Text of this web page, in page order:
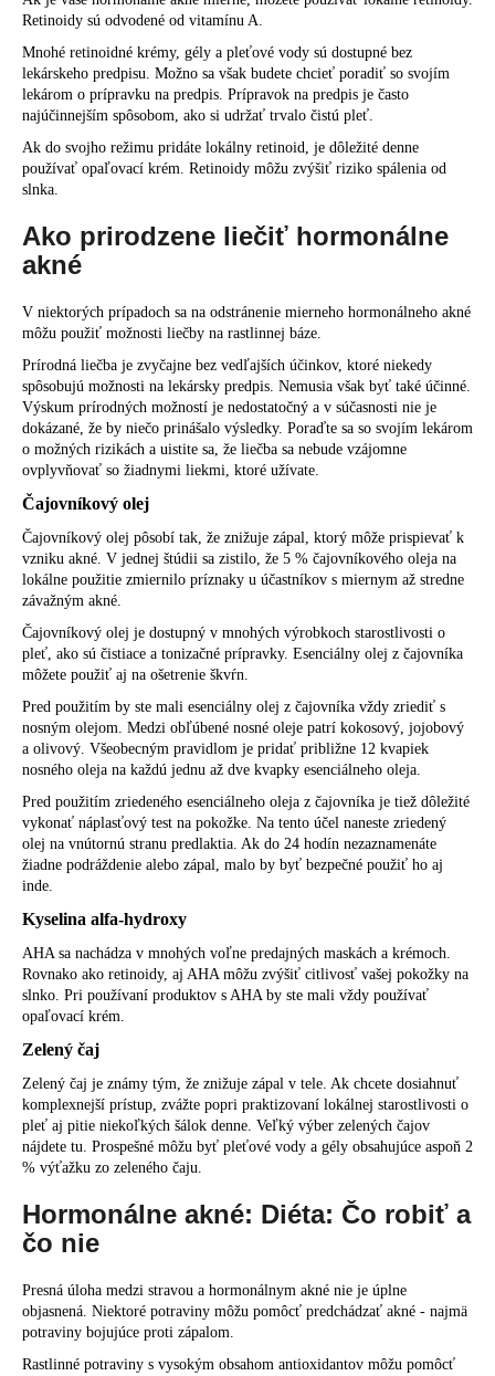
Retinoidy sú odvodené od vitamínu A.
Mnohé retinoidné krémy, gély a pleťové vody sú dostupné bez
lekárskeho predpisu. Možno sa však budete chcieť poradiť so svojím
lekárom o prípravku na predpis. Prípravok na predpis je často
najúčinnejším spôsobom, ako si udržať trvalo čistú pleť.
Ak do svojho režimu pridáte lokálny retinoid, je dôležité denne
používať opaľovací krém. Retinoidy môžu zvýšiť riziko spálenia od
slnka.
Ako prirodzene liečiť hormonálne
akné
V niektorých prípadoch sa na odstránenie mierneho hormonálneho akné
môžu použiť možnosti liečby na rastlinnej báze.
Prírodná liečba je zvyčajne bez vedľajších účinkov, ktoré niekedy
spôsobujú možnosti na lekársky predpis. Nemusia však byť také účinné.
Výskum prírodných možností je nedostatočný a v súčasnosti nie je
dokázané, že by niečo prinášalo výsledky. Poraďte sa so svojím lekárom
o možných rizikách a uistite sa, že liečba sa nebude vzájomne
ovplyvňovať so žiadnymi liekmi, ktoré užívate.
Čajovníkový olej
Čajovníkový olej pôsobí tak, že znižuje zápal, ktorý môže prispievať k
vzniku akné. V jednej štúdii sa zistilo, že 5 % čajovníkového oleja na
lokálne použitie zmiernilo príznaky u účastníkov s miernym až stredne
závažným akné.
Čajovníkový olej je dostupný v mnohých výrobkoch starostlivosti o
pleť, ako sú čistiace a tonizačné prípravky. Esenciálny olej z čajovníka
môžete použiť aj na ošetrenie škvŕn.
Pred použitím by ste mali esenciálny olej z čajovníka vždy zriediť s
nosným olejom. Medzi obľúbené nosné oleje patrí kokosový, jojobový
a olivový. Všeobecným pravidlom je pridať približne 12 kvapiek
nosného oleja na každú jednu až dve kvapky esenciálneho oleja.
Pred použitím zriedeného esenciálneho oleja z čajovníka je tiež dôležité
vykonať náplasťový test na pokožke. Na tento účel naneste zriedený
olej na vnútornú stranu predlaktia. Ak do 24 hodín nezaznamenáte
žiadne podráždenie alebo zápal, malo by byť bezpečné použiť ho aj
inde.
Kyselina alfa-hydroxy
AHA sa nachádza v mnohých voľne predajných maskách a krémoch.
Rovnako ako retinoidy, aj AHA môžu zvýšiť citlivosť vašej pokožky na
slnko. Pri používaní produktov s AHA by ste mali vždy používať
opaľovací krém.
Zelený čaj
Zelený čaj je známy tým, že znižuje zápal v tele. Ak chcete dosiahnuť
komplexnejší prístup, zvážte popri praktizovaní lokálnej starostlivosti o
pleť aj pitie niekoľkých šálok denne. Veľký výber zelených čajov
nájdete tu. Prospešné môžu byť pleťové vody a gély obsahujúce aspoň 2
% výťažku zo zeleného čaju.
Hormonálne akné: Diéta: Čo robiť a
čo nie
Presná úloha medzi stravou a hormonálnym akné nie je úplne
objasnená. Niektoré potraviny môžu pomôcť predchádzať akné - najmä
potraviny bojujúce proti zápalom.
Rastlinné potraviny s vysokým obsahom antioxidantov môžu pomôcť